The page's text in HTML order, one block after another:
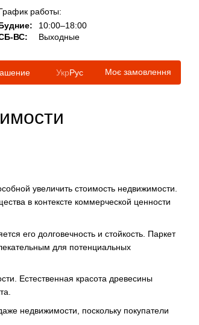
работы:
10:00–18:00
ВС:
Выходные
УкрРус Моє замовлення
увеличить стоимость недвижимости.
в контексте коммерческой ценности
его долговечность и стойкость. Паркет
для потенциальных
Естественная красота древесины
недвижимости, поскольку покупатели